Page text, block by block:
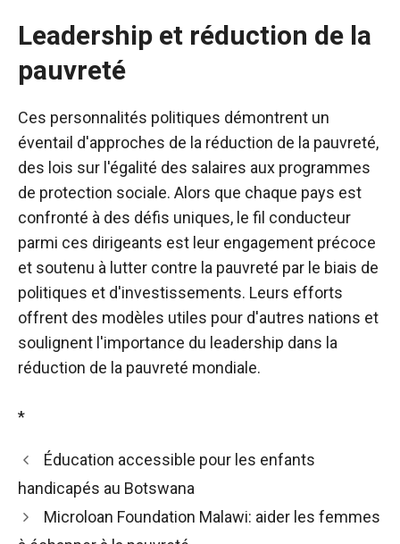
Leadership et réduction de la
pauvreté
Ces personnalités politiques démontrent un
éventail d'approches de la réduction de la pauvreté,
des lois sur l'égalité des salaires aux programmes
de protection sociale. Alors que chaque pays est
confronté à des défis uniques, le fil conducteur
parmi ces dirigeants est leur engagement précoce
et soutenu à lutter contre la pauvreté par le biais de
politiques et d'investissements. Leurs efforts
offrent des modèles utiles pour d'autres nations et
soulignent l'importance du leadership dans la
réduction de la pauvreté mondiale.
*
Éducation accessible pour les enfants
handicapés au Botswana
Microloan Foundation Malawi: aider les femmes